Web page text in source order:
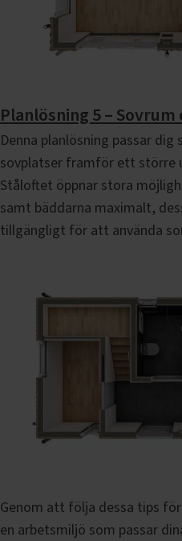
Planlösning 5 –
Denna planlösning passar
sovplatser framför ett större
Ståloftet öppnar stora
samt bäddarna maximalt,
tillgängligt för att använda
Genom att följa dessa tips
en arbetsmiljö som passar